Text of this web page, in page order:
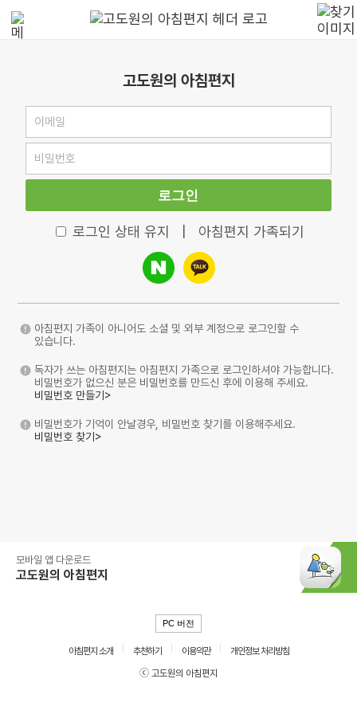
고도원의 아침편지
로그인
로그인 상태 유지 아침편지 가족되기
아침편지 가족이 아니어도 소셜 및 외부 계정으로 로그인할 수
있습니다.
독자가 쓰는 아침편지는 아침편지 가족으로 로그인하셔야 가능합니다.
비밀번호가 없으신 분은 비밀번호를 만드신 후에 이용해 주세요.
비밀번호 만들기>
비밀번호가 기억이 안날경우, 비밀번호 찾기를 이용해주세요.
비밀번호 찾기>
모바일 앱 다운로드
고도원의 아침편지
PC 버전
아침편지 소개 추천하기 이용약관
개인정보 처리방침
ⓒ 고도원의 아침편지